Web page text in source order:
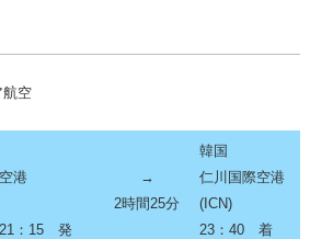
航空
港
：15 発
→
2時間25分
韓国
仁川国際空港
( ICN)
23：40 着